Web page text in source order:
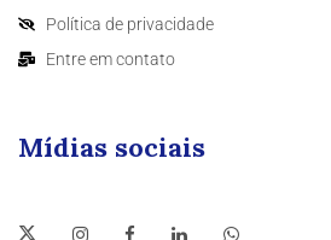
Política de privacidade
Entre em contato
Mídias sociais